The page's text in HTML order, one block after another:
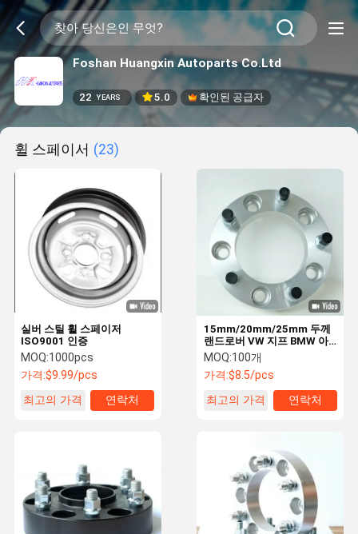
Foshan Huangxin Autoparts Co.Ltd
22 YEARS 5.0 확인된 공급자
휠 스페이서 (23)
실버 스틸 휠 스페이저
ISO9001 인증
MOQ:1000pcs
가격:$9.99/pcs
최고의 가격
연락처
15mm/20mm/25mm 두께
랜드로버 VW 지프 BMW 아
우디용 바퀴 사이즈 어댑터
MOQ:100개
가격:$8.5/pcs
최고의 가격
연락처